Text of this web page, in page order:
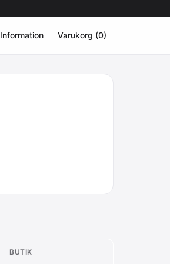
Information Varukorg (0)
BUTIK